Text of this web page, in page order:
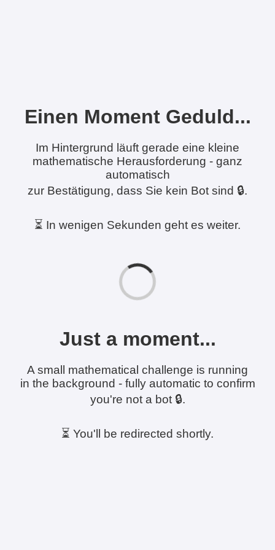
Einen Moment Geduld...
Im Hintergrund läuft gerade eine kleine
mathematische Herausforderung - ganz
automatisch
zur Bestätigung, dass Sie kein Bot sind 🔒.
⏳ In wenigen Sekunden geht es weiter.
Just a moment...
A small mathematical challenge is running
in the background - fully automatic to confirm
you're not a bot 🔒.
⏳ You'll be redirected shortly.